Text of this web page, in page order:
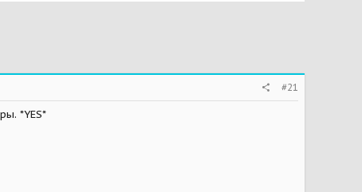
#21
*YES*